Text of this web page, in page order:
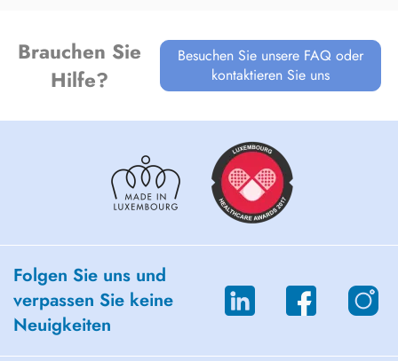
cabinet@drbittar.eu).
Si vous avez des questions, je vous prie de contacter le secrétariat par
téléphone ou par mail au (
cabinet@drbittar.eu.
If you have any questions, please contact the Secretary by phone or
Brauchen Sie
Hilfe?
Besuchen Sie unsere FAQ oder
kontaktieren Sie uns
Folgen Sie uns und
verpassen Sie keine
Neuigkeiten